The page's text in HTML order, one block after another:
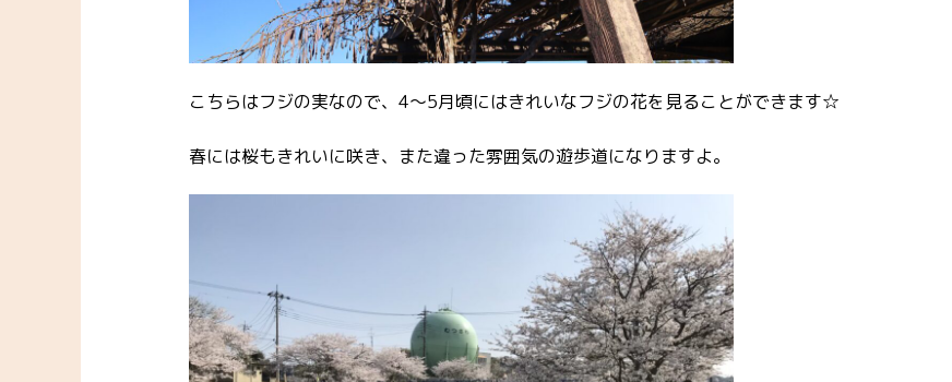
こちらはフジの実なので、4～5月頃にはきれいなフジの花を見ることができます☆
春には桜もきれいに咲き、また違った雰囲気の遊歩道になりますよ。